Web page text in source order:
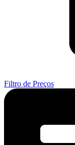
Filtro de Preços